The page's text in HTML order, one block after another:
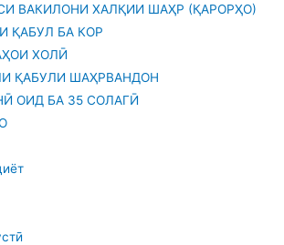
ВАКИЛОНИ ХАЛҚИИ ШАҲР (ҚАРОРҲО)
ҚАБУЛ БА КОР
ХОЛӢ
ҚАБУЛИ ШАҲРВАНДОН
ОИД БА 35 СОЛАГӢ